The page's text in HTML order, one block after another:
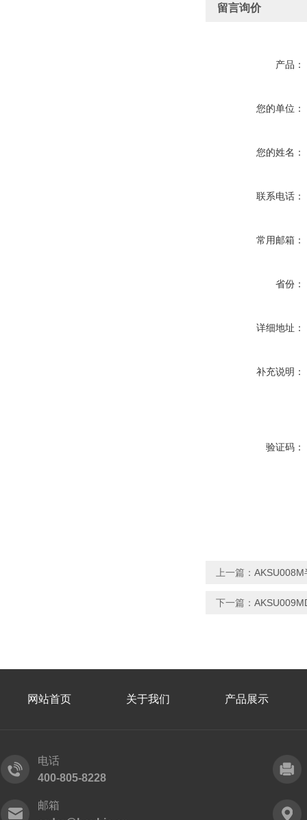
留言询价
产品：
您的单位：
您的姓名：
联系电话：
常用邮箱：
省份：
详细地址：
补充说明：
验证码：
上一篇：
下一篇：
网站首页 关于我们 产品展示
电话
400-805-8228
邮箱